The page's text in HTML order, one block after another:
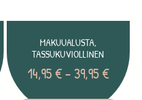
MAKUUALUSTA,
TASSUKUVIOLLINEN
14,95€ – 39,95€